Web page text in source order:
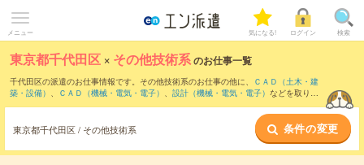
メニュー 気になる! ログイン 検索
東京都千代田区 × その他技術系のお仕事一覧
千代田区の派遣のお仕事情報です。その他技術系のお仕事の他に、
ＣＡＤ（土木・建
築・設備） 、 ＣＡＤ（機械・電気・電子） 、 設計（機械・電気・電子） などを取り揃
東京都千代田区 / その他技術系 条件の変更